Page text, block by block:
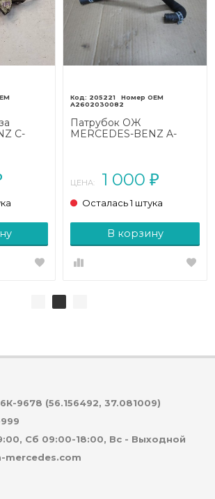
C-
205221
A2602030082
Патрубок ОЖ
MERCEDES-BENZ A-
ЦЕНА: 1 000 ₽
Осталась 1 штука
В корзину
9678 (56.156492, 37.081009)
Сб 09:00-18:00, Вс - Выходной
mercedes.com